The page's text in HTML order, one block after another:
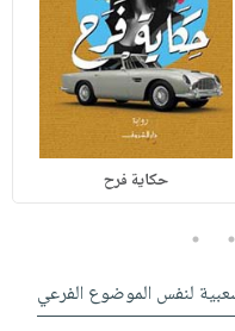
حكاية فرح
4
5
لنفس الموضوع الفرعي